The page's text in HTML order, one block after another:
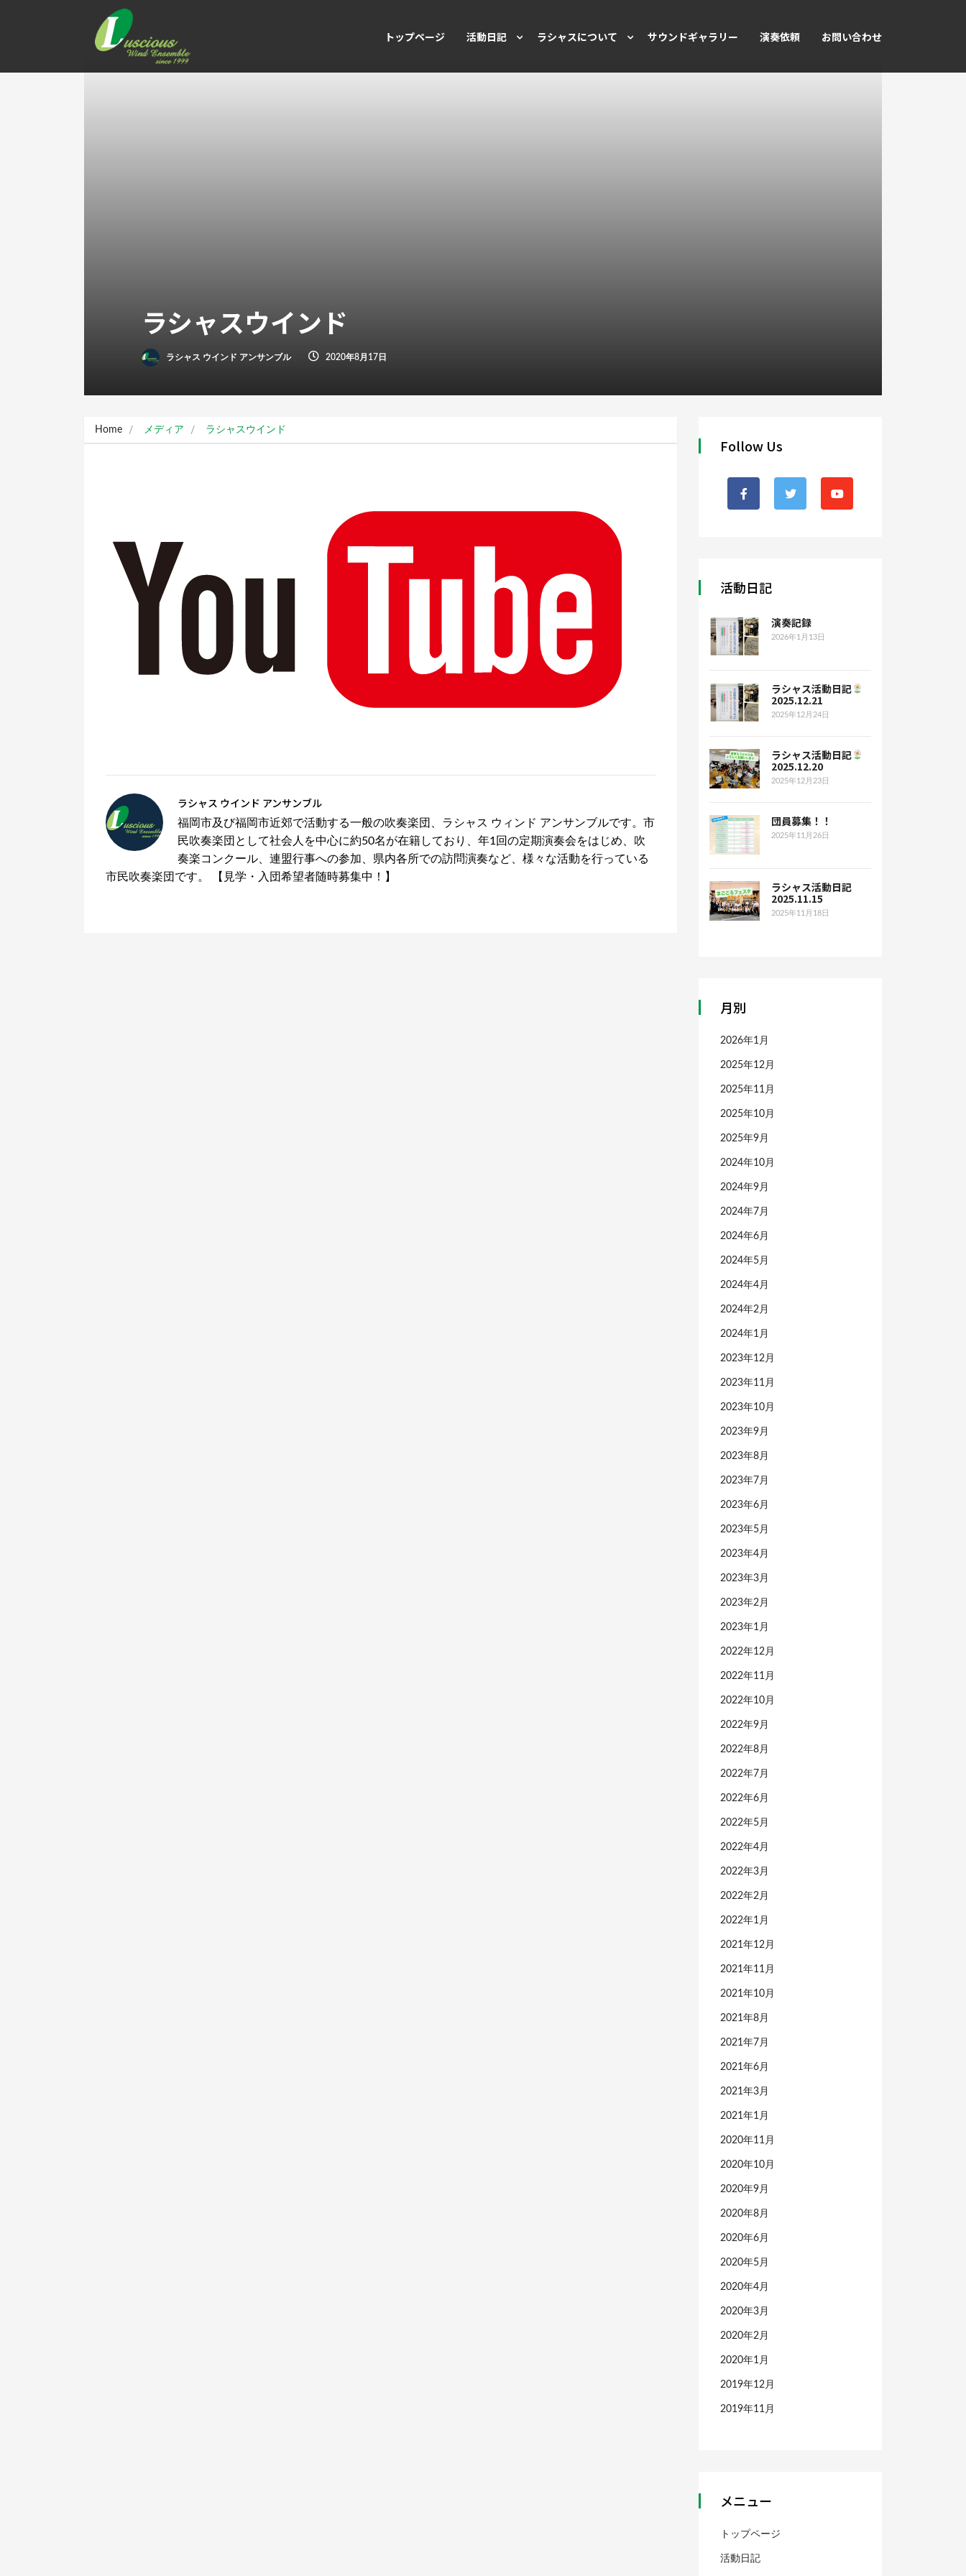
トップページ 活動日記 ラシャスについて サウンドギャラリー 演奏依頼 お問い合わせ
ラシャスウインド
ラシャス ウインド アンサンブル 2020年8月17日
Home メディア ラシャスウインド
ラシャス ウインド アンサンブル
福岡市及び福岡市近郊で活動する一般の吹奏楽団、ラシャス ウィンド アンサンブルです。市
民吹奏楽団として社会人を中心に約50名が在籍しており、年1回の定期演奏会をはじめ、吹
奏楽コンクール、連盟行事への参加、県内各所での訪問演奏など、様々な活動を行っている
市民吹奏楽団です。 【見学・入団希望者随時募集中！】
Follow Us
活動日記
演奏記録
2026年1月13日
ラシャス活動日記
2025.12.21
2025年12月24日
ラシャス活動日記
2025.12.20
2025年12月23日
団員募集！！
2025年11月26日
ラシャス活動日記
2025.11.15
2025年11月18日
月別
2026年1月
2025年12月
2025年11月
2025年10月
2025年9月
2024年10月
2024年9月
2024年7月
2024年6月
2024年5月
2024年4月
2024年2月
2024年1月
2023年12月
2023年11月
2023年10月
2023年9月
2023年8月
2023年7月
2023年6月
2023年5月
2023年4月
2023年3月
2023年2月
2023年1月
2022年12月
2022年11月
2022年10月
2022年9月
2022年8月
2022年7月
2022年6月
2022年5月
2022年4月
2022年3月
2022年2月
2022年1月
2021年12月
2021年11月
2021年10月
2021年8月
2021年7月
2021年6月
2021年3月
2021年1月
2020年11月
2020年10月
2020年9月
2020年8月
2020年6月
2020年5月
2020年4月
2020年3月
2020年2月
2020年1月
2019年12月
2019年11月
メニュー
トップページ
活動日記